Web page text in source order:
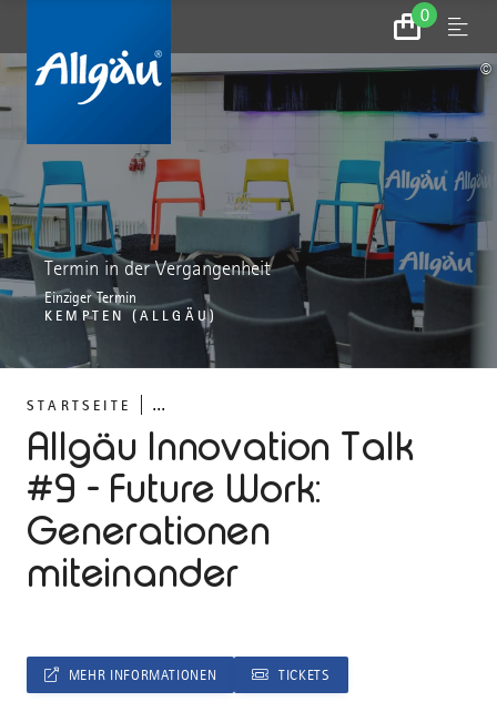
0
Zum
Warenkorb
Menu
STARTSEITE ...
Allgäu Innovation Talk
#9 - Future Work:
Generationen
miteinander
Termin in der Vergangenheit
Einziger Termin
KEMPTEN (ALLGÄU)
©
MEHR INFORMATIONEN TICKETS